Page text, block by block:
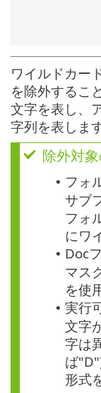
ワイルドカー
を除外するこ
文字を表し、
字列を表します
除外対
• フォ
サブ
フォ
にワ
• Doc
マス
を使
• 実行
文字
字は
ば
形式